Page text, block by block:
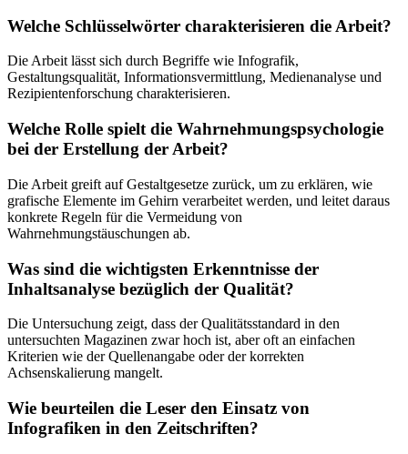
Welche Schlüsselwörter charakterisieren die Arbeit?
Die Arbeit lässt sich durch Begriffe wie Infografik,
Gestaltungsqualität, Informationsvermittlung, Medienanalyse und
Rezipientenforschung charakterisieren.
Welche Rolle spielt die Wahrnehmungspsychologie
bei der Erstellung der Arbeit?
Die Arbeit greift auf Gestaltgesetze zurück, um zu erklären, wie
grafische Elemente im Gehirn verarbeitet werden, und leitet daraus
konkrete Regeln für die Vermeidung von
Wahrnehmungstäuschungen ab.
Was sind die wichtigsten Erkenntnisse der
Inhaltsanalyse bezüglich der Qualität?
Die Untersuchung zeigt, dass der Qualitätsstandard in den
untersuchten Magazinen zwar hoch ist, aber oft an einfachen
Kriterien wie der Quellenangabe oder der korrekten
Achsenskalierung mangelt.
Wie beurteilen die Leser den Einsatz von
Infografiken in den Zeitschriften?